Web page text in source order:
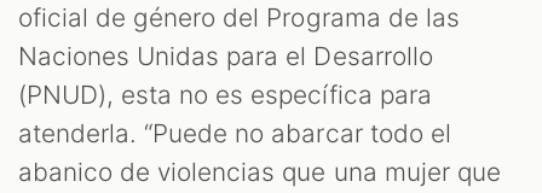
oficial de género del Programa de las
Naciones Unidas para el Desarrollo
(PNUD), esta no es específica para
atenderla. “Puede no abarcar todo el
abanico de violencias que una mujer que